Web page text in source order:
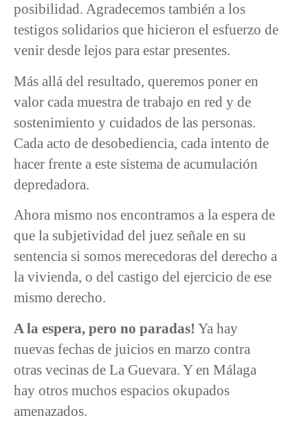
posibilidad. Agradecemos también a los
testigos solidarios que hicieron el esfuerzo de
venir desde lejos para estar presentes.
Más allá del resultado, queremos poner en
valor cada muestra de trabajo en red y de
sostenimiento y cuidados de las personas.
Cada acto de desobediencia, cada intento de
hacer frente a este sistema de acumulación
depredadora.
Ahora mismo nos encontramos a la espera de
que la subjetividad del juez señale en su
sentencia si somos merecedoras del derecho a
la vivienda, o del castigo del ejercicio de ese
mismo derecho.
A la espera, pero no paradas! Ya hay
nuevas fechas de juicios en marzo contra
otras vecinas de La Guevara. Y en Málaga
hay otros muchos espacios okupados
amenazados.